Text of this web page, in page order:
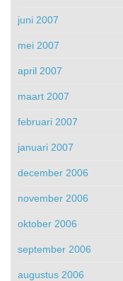
juni 2007
mei 2007
april 2007
maart 2007
februari 2007
januari 2007
december 2006
november 2006
oktober 2006
september 2006
augustus 2006